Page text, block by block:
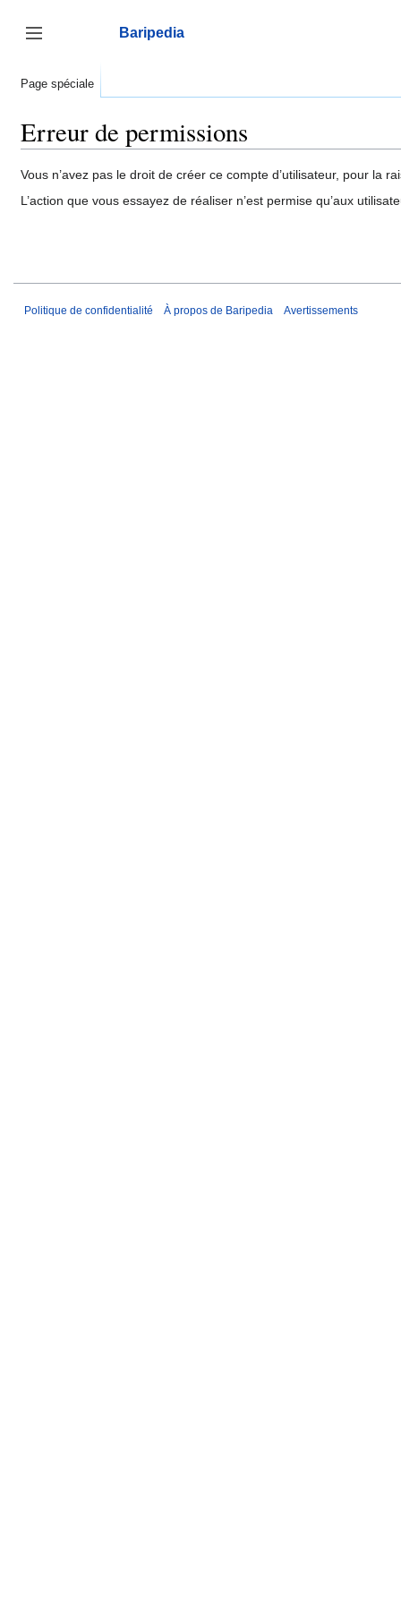
contenu
Afficher / masquer la barre latérale
Baripedia
Page spéciale
Erreur de permissions
Vous n’avez pas le droit de créer ce compte d’utilisateur, pour la
L’action que vous essayez de réaliser n’est permise qu’aux
Politique de confidentialité À propos de Baripedia Avertissements